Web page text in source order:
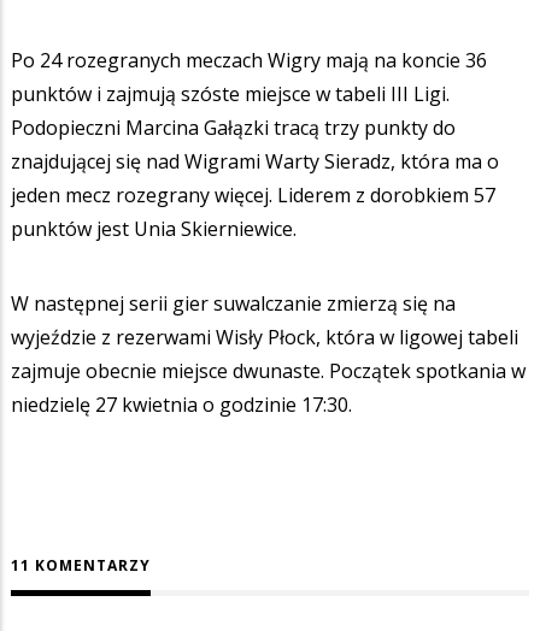
Po 24 rozegranych meczach Wigry mają na koncie 36
punktów i zajmują szóste miejsce w tabeli III Ligi.
Podopieczni Marcina Gałązki tracą trzy punkty do
znajdującej się nad Wigrami Warty Sieradz, która ma o
jeden mecz rozegrany więcej. Liderem z dorobkiem 57
punktów jest Unia Skierniewice.
W następnej serii gier suwalczanie zmierzą się na
wyjeździe z rezerwami Wisły Płock, która w ligowej tabeli
zajmuje obecnie miejsce dwunaste. Początek spotkania w
niedzielę 27 kwietnia o godzinie 17:30.
11 KOMENTARZY